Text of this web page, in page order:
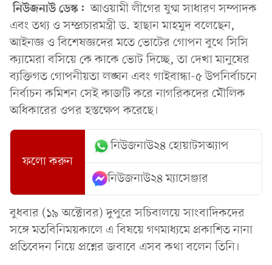
নিউজনাউ ডেস্ক: আওয়ামী লীগের যুগ্ম সাধারণ সম্পাদক
এবং তথ্য ও সম্প্রচারমন্ত্রী ড. হাছান মাহমুদ বলেছেন,
আইনজ্ঞ ও বিশেষজ্ঞদের মতে ভোটের গোপন বুথে সিসি
ক্যামেরা বসিয়ে কে কাকে ভোট দিচ্ছে, তা দেখা মানুষের
ব্যক্তিগত গোপনীয়তা লঙ্ঘন এবং গাইবান্ধা-৫ উপনির্বাচনে
নির্বাচন কমিশন সেই কাজটি করে নাগরিকদের মৌলিক
অধিকারের ওপর হস্তক্ষেপ করেছে।
ফলো করুন
নিউজনাউ২৪ হোয়াটসঅ্যাপ
নিউজনাউ২৪ ম্যাসেঞ্জার
বুধবার (১৯ অক্টোবর) দুপুরে সচিবালয়ে সাংবাদিকদের
সঙ্গে মতবিনিময়কালে এ বিষয়ে গণমাধ্যমে প্রকাশিত নানা
প্রতিবেদন নিয়ে প্রশ্নের জবাবে এসব কথা বলেন তিনি।